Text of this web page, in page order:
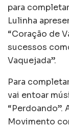
para
Lulinha
“Coração de
sucessos
Vaquejada”.
Para
vai entoar
“Perdoando”.
Movimento